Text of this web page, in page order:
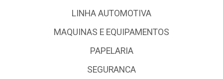
LINHA AUTOMOTIVA
MAQUINAS E EQUIPAMENTOS
PAPELARIA
SEGURANCA